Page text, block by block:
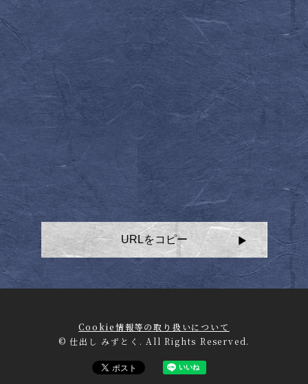
URLをコピー
Cookie情報等の取り扱いについて
© 仕出し みずとく. All Rights Reserved.